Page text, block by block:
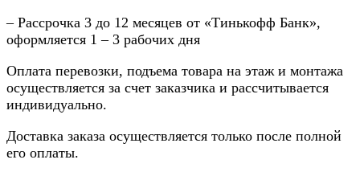
– Рассрочка 3 до 12 месяцев от «Тинькофф Банк»,
оформляется 1 – 3 рабочих дня
Оплата перевозки, подъема товара на этаж и монтажа
осуществляется за счет заказчика и рассчитывается
индивидуально.
Доставка заказа осуществляется только после полной
его оплаты.